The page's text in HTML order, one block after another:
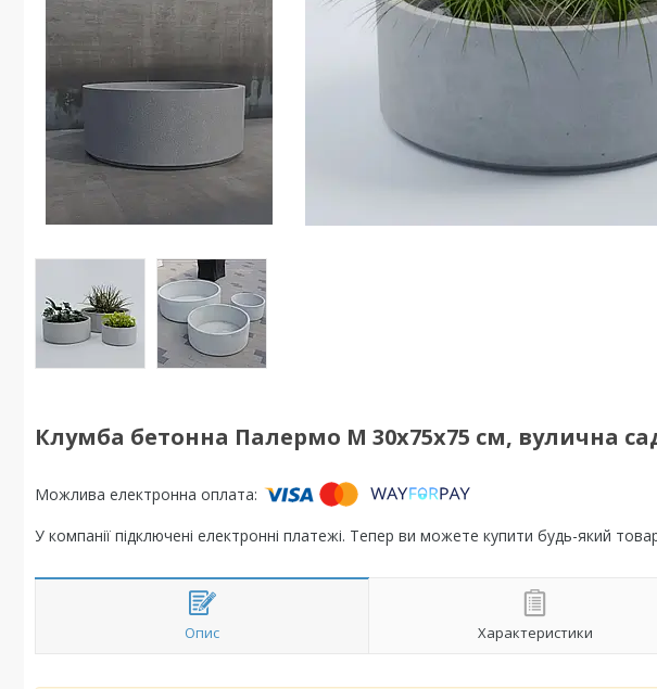
Клумба бетонна Палермо M 30x75x75 см, вулична
У компанії підключені електронні платежі. Тепер ви можете купити будь-який
Опис Характеристики